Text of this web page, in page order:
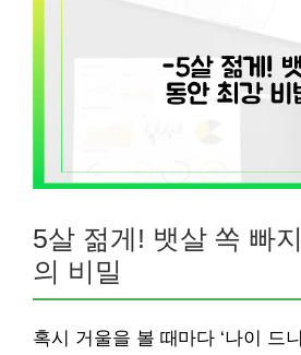
5살 젊게! 뱃살 쏙 빠
의 비밀
혹시 거울을 볼 때마다 ‘나이 드